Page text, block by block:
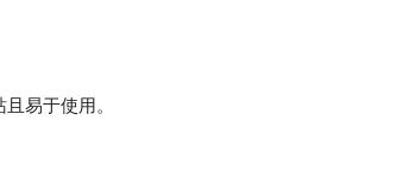
易于使用。